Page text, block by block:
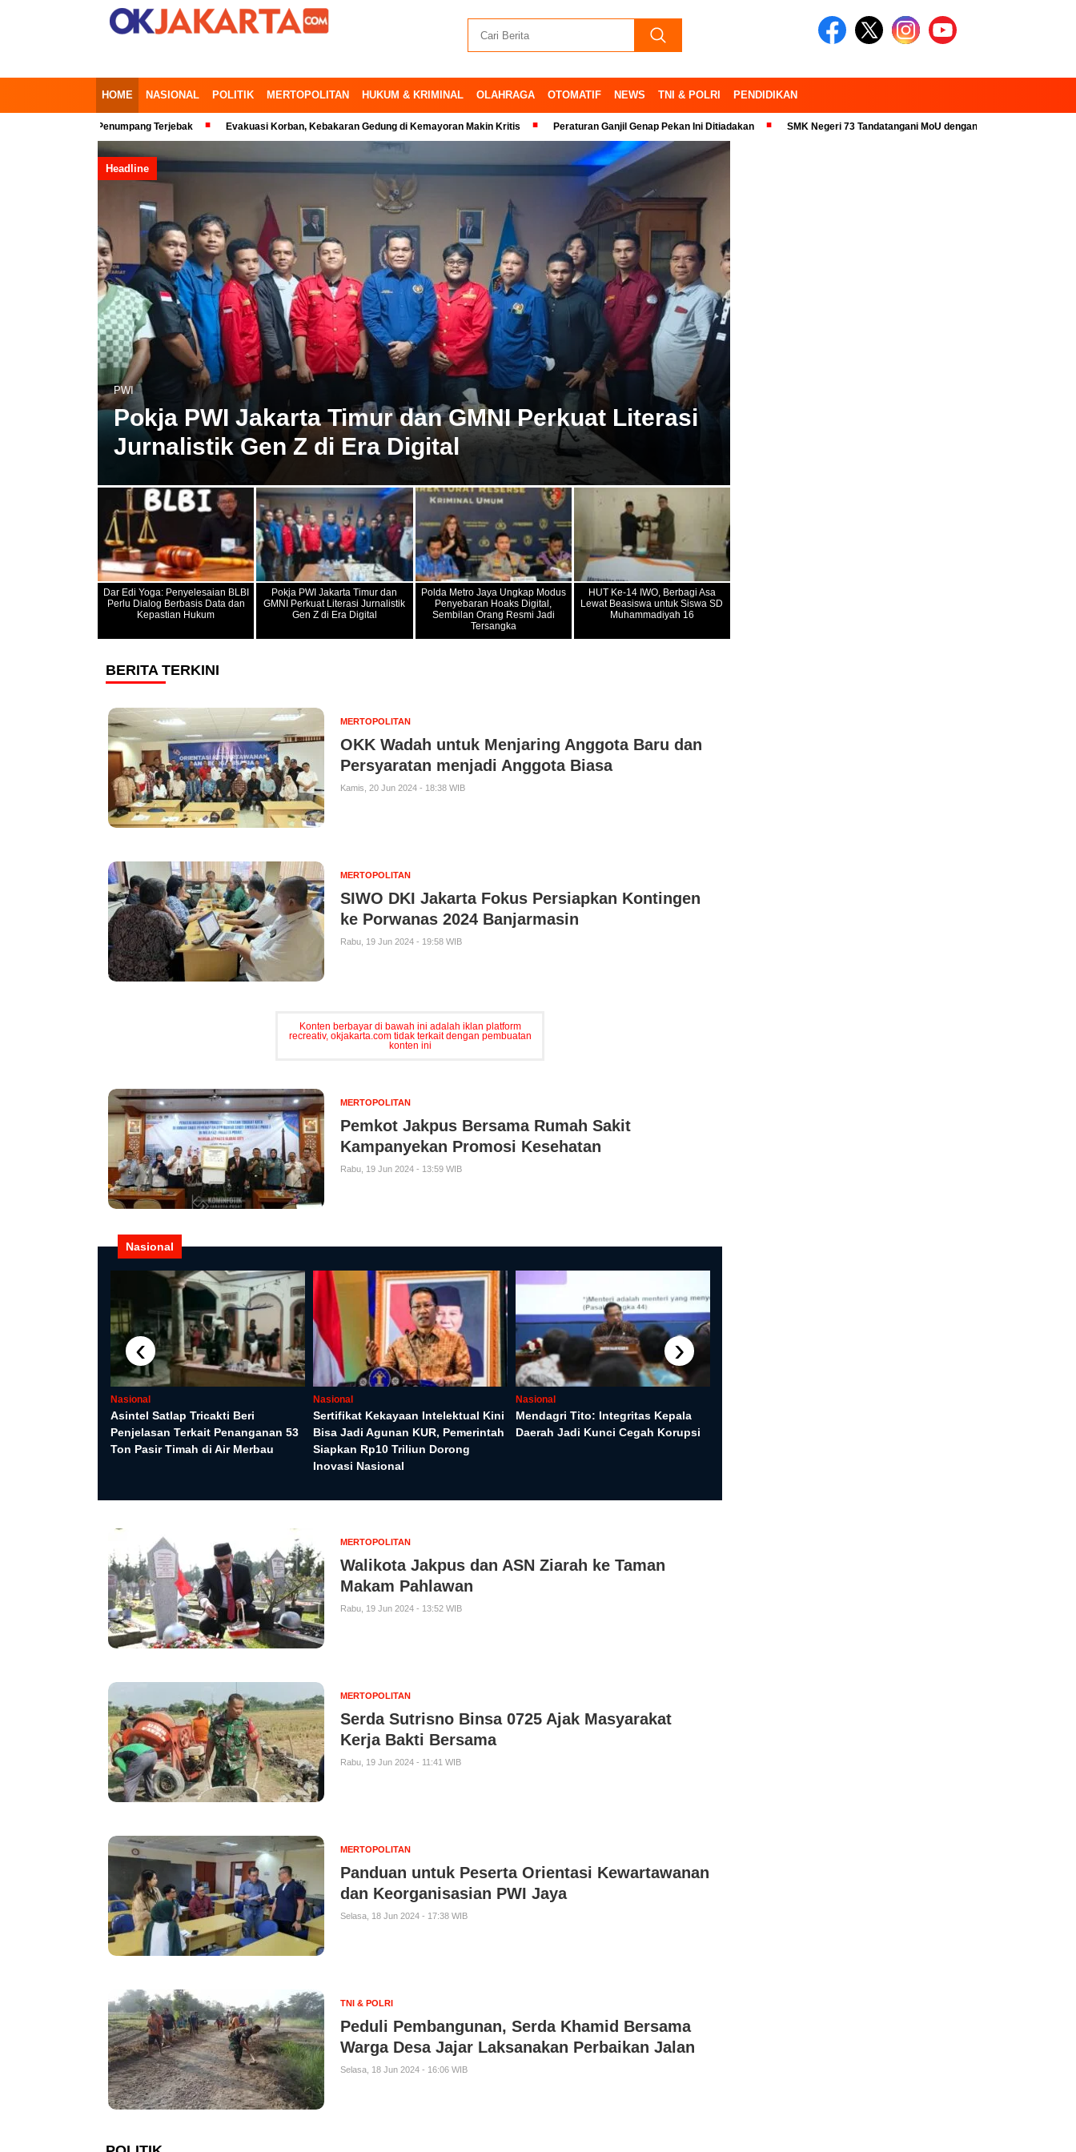
HOME NASIONAL POLITIK MERTOPOLITAN HUKUM & KRIMINAL OLAHRAGA OTOMATIF NEWS TNI & POLRI PENDIDIKAN
Timur, Penumpang Terjebak Evakuasi Korban, Kebakaran Gedung di Kemayoran Makin Kritis Peraturan Ganjil Genap Pekan Ini Ditiadakan SMK Negeri 73 Tandatangani MoU dengan 23 Industri Pariwisata dan
Headline
PWI
Pokja PWI Jakarta Timur dan GMNI Perkuat Literasi
Jurnalistik Gen Z di Era Digital
Dar Edi Yoga: Penyelesaian BLBI
Perlu Dialog Berbasis Data dan
Kepastian Hukum
Pokja PWI Jakarta Timur dan
GMNI Perkuat Literasi Jurnalistik
Gen Z di Era Digital
Polda Metro Jaya Ungkap Modus
Penyebaran Hoaks Digital,
Sembilan Orang Resmi Jadi
Tersangka
HUT Ke-14 IWO, Berbagi Asa
Lewat Beasiswa untuk Siswa SD
Muhammadiyah 16
BERITA TERKINI
MERTOPOLITAN
OKK Wadah untuk Menjaring Anggota Baru dan
Persyaratan menjadi Anggota Biasa
Kamis, 20 Jun 2024 - 18:38 WIB
MERTOPOLITAN
SIWO DKI Jakarta Fokus Persiapkan Kontingen
ke Porwanas 2024 Banjarmasin
Rabu, 19 Jun 2024 - 19:58 WIB
Konten berbayar di bawah ini adalah iklan platform
recreativ, okjakarta.com tidak terkait dengan pembuatan
konten ini
MERTOPOLITAN
Pemkot Jakpus Bersama Rumah Sakit
Kampanyekan Promosi Kesehatan
Rabu, 19 Jun 2024 - 13:59 WIB
Nasional
Nasional
Asintel Satlap Tricakti Beri
Penjelasan Terkait Penanganan 53
Ton Pasir Timah di Air Merbau
Nasional
Sertifikat Kekayaan Intelektual Kini
Bisa Jadi Agunan KUR, Pemerintah
Siapkan Rp10 Triliun Dorong
Inovasi Nasional
Nasional
Mendagri Tito: Integritas Kepala
Daerah Jadi Kunci Cegah Korupsi
‹ ›
MERTOPOLITAN
Walikota Jakpus dan ASN Ziarah ke Taman
Makam Pahlawan
Rabu, 19 Jun 2024 - 13:52 WIB
MERTOPOLITAN
Serda Sutrisno Binsa 0725 Ajak Masyarakat
Kerja Bakti Bersama
Rabu, 19 Jun 2024 - 11:41 WIB
MERTOPOLITAN
Panduan untuk Peserta Orientasi Kewartawanan
dan Keorganisasian PWI Jaya
Selasa, 18 Jun 2024 - 17:38 WIB
TNI & POLRI
Peduli Pembangunan, Serda Khamid Bersama
Warga Desa Jajar Laksanakan Perbaikan Jalan
Selasa, 18 Jun 2024 - 16:06 WIB